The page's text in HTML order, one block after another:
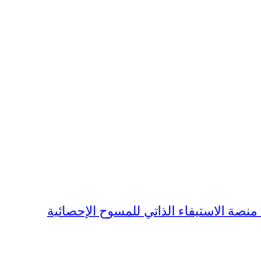
منصة الاستيفاء الذاتي للمسوح الإحصائية